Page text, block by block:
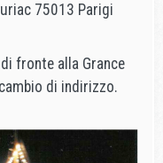
75013 Parigi
fronte alla Grance
di indirizzo.